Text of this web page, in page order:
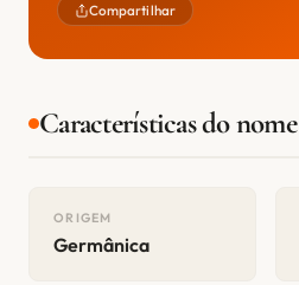
Compartilhar
Características do nome
ORIGEM
Germânica